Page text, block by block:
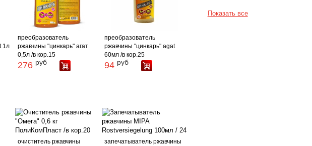
1л
преобразователь
ржавчины "цинкарь" агат
0,5л /в кор.15
276 руб
преобразователь
ржавчины "цинкарь" agat
60мл /в кор.25
94 руб
очиститель ржавчины
запечатыватель ржавчины
Показать все